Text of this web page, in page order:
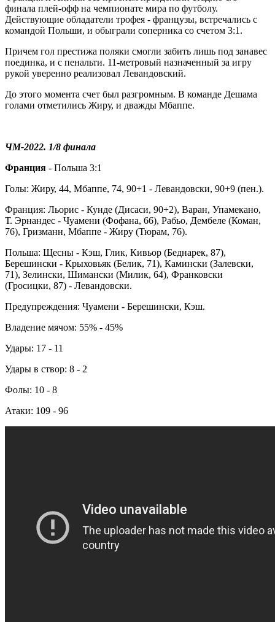
финала плей-офф на чемпионате мира по футболу.
Действующие обладатели трофея - французы, встречались с
командой Польши, и обыграли соперника со счетом 3:1.
Причем гол престижа поляки смогли забить лишь под занавес
поединка, и с пенальти. 11-метровый назначенный за игру
рукой уверенно реализовал Левандовский.
До этого момента счет был разгромным. В команде Дешама
голами отметились Жиру, и дважды Мбаппе.
ЧМ-2022. 1/8 финала
Франция - Польша 3:1
Голы: Жиру, 44, Мбаппе, 74, 90+1 - Левандовски, 90+9 (пен.).
Франция: Льорис - Кунде (Дисаси, 90+2), Варан, Упамекано,
Т. Эрнандес - Чуамени (Фофана, 66), Рабьо, Дембеле (Коман,
76), Гризманн, Мбаппе - Жиру (Тюрам, 76).
Польша: Щесны - Кэш, Глик, Кивьор (Беднарек, 87),
Берешински - Крыховьяк (Белик, 71), Камински (Залевски,
71), Зелински, Шимански (Милик, 64), Франковски
(Гросицки, 87) - Левандовски.
Предупреждения: Чуамени - Берешински, Кэш.
Владение мячом: 55% - 45%
Удары: 17 - 11
Удары в створ: 8 - 2
Фолы: 10 - 8
Атаки: 109 - 96